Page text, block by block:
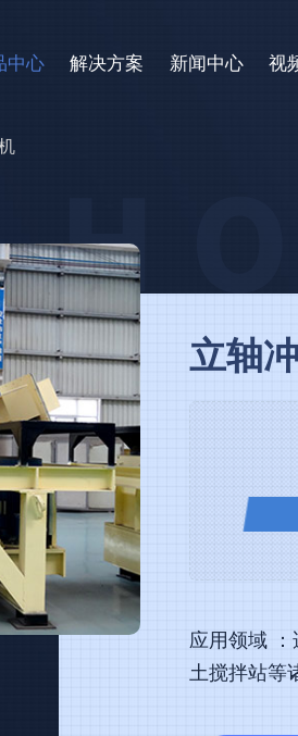
中心 解决方案 新闻中心 视
立轴
应用领域
土搅拌站等